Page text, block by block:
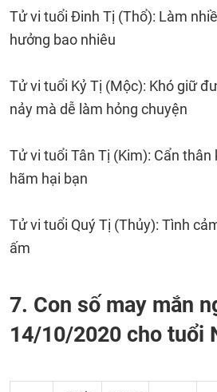
Tử vi tuổi Đinh Tị (Thổ): Làm
hưởng bao nhiêu
Tử vi tuổi Kỷ Tị (Mộc): Khó giữ
nảy mà dễ làm hỏng chuyện
Tử vi tuổi Tân Tị (Kim): Cẩn
hãm hại bạn
Tử vi tuổi Quý Tị (Thủy): Tình
ấm
7. Con số may mắn
14/10/2020 cho tuổi